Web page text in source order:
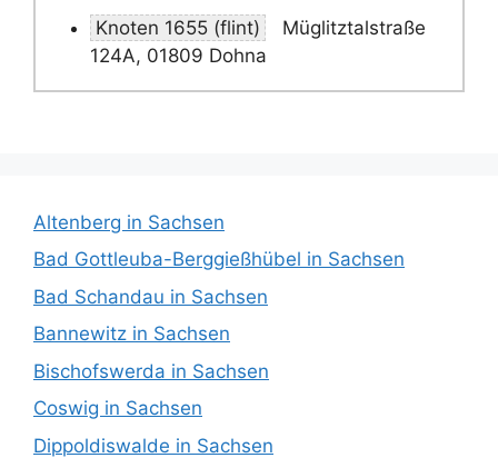
Knoten 1655 (flint)
Müglitztalstraße
124A, 01809 Dohna
Altenberg in Sachsen
Bad Gottleuba-Berggießhübel in Sachsen
Bad Schandau in Sachsen
Bannewitz in Sachsen
Bischofswerda in Sachsen
Coswig in Sachsen
Dippoldiswalde in Sachsen